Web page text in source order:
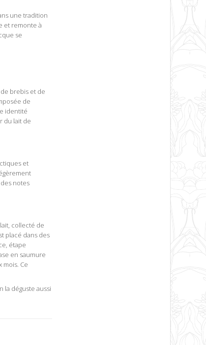
une tradition
et remonte à
se
brebis et de
de
identité
du lait de
et
notes
collecté de
placé dans des
étape
en saumure
Ce
la déguste aussi